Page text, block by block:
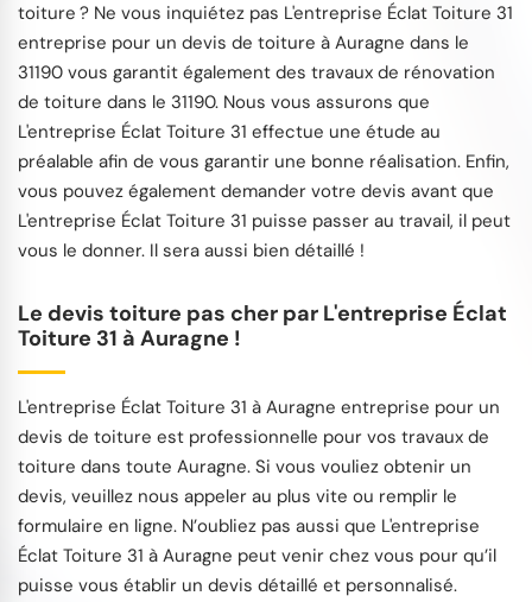
toiture ? Ne vous inquiétez pas L'entreprise Éclat Toiture 31
entreprise pour un devis de toiture à Auragne dans le
31190 vous garantit également des travaux de rénovation
de toiture dans le 31190. Nous vous assurons que
L'entreprise Éclat Toiture 31 effectue une étude au
préalable afin de vous garantir une bonne réalisation. Enfin,
vous pouvez également demander votre devis avant que
L'entreprise Éclat Toiture 31 puisse passer au travail, il peut
vous le donner. Il sera aussi bien détaillé !
Le devis toiture pas cher par L'entreprise Éclat
Toiture 31 à Auragne !
L'entreprise Éclat Toiture 31 à Auragne entreprise pour un
devis de toiture est professionnelle pour vos travaux de
toiture dans toute Auragne. Si vous vouliez obtenir un
devis, veuillez nous appeler au plus vite ou remplir le
formulaire en ligne. N’oubliez pas aussi que L'entreprise
Éclat Toiture 31 à Auragne peut venir chez vous pour qu’il
puisse vous établir un devis détaillé et personnalisé.